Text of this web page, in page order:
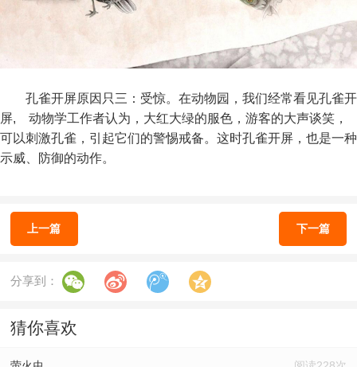
孔雀开屏原因只三：受惊。在动物园，我们经常看见孔雀开
屏, 动物学工作者认为，大红大绿的服色，游客的大声谈笑，
可以刺激孔雀，引起它们的警惕戒备。这时孔雀开屏，也是一种
示威、防御的动作。
上一篇 下一篇
分享到：
猜你喜欢